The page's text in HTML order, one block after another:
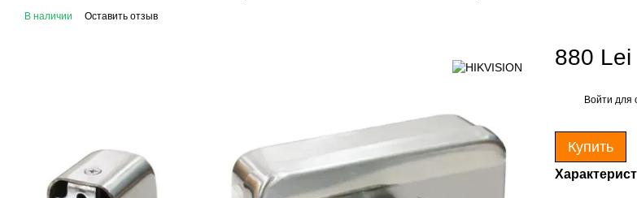
В наличии Оставить отзыв
880 Lei
Войти для
Купить